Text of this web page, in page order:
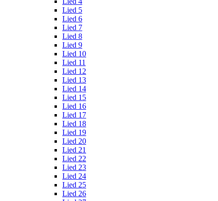
Lied 5
Lied 6
Lied 7
Lied 8
Lied 9
Lied 10
Lied 11
Lied 12
Lied 13
Lied 14
Lied 15
Lied 16
Lied 17
Lied 18
Lied 19
Lied 20
Lied 21
Lied 22
Lied 23
Lied 24
Lied 25
Lied 26